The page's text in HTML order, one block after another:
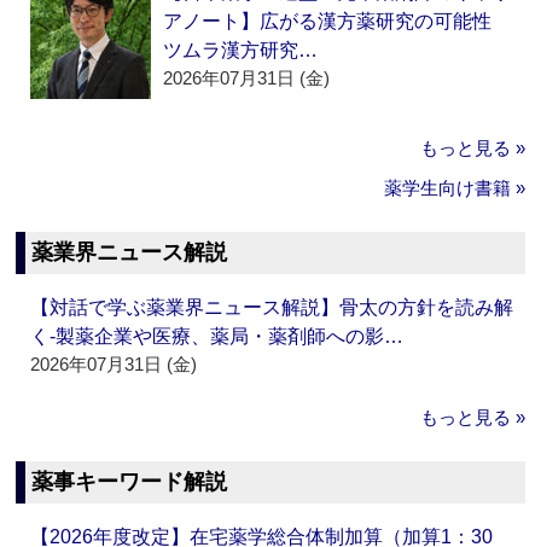
アノート】広がる漢方薬研究の可能性
ツムラ漢方研究…
2026年07月31日 (金)
もっと見る »
薬学生向け書籍 »
薬業界ニュース解説
【対話で学ぶ薬業界ニュース解説】骨太の方針を読み解
く‐製薬企業や医療、薬局・薬剤師への影…
2026年07月31日 (金)
もっと見る »
薬事キーワード解説
【2026年度改定】在宅薬学総合体制加算（加算1：30